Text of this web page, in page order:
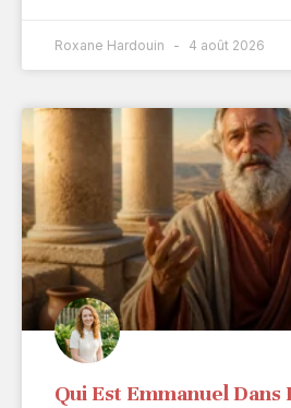
Roxane Hardouin 4 août 2026
Qui Est Emmanuel Dans